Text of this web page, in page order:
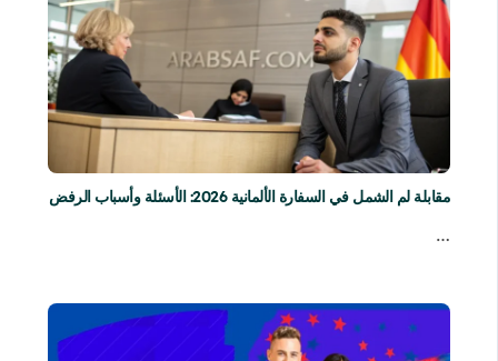
مقابلة لم الشمل في السفارة الألمانية 2026: الأسئلة وأسباب الرفض
…